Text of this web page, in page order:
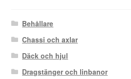
Behållare
Chassi och axlar
Däck och hjul
Dragstänger och linbanor